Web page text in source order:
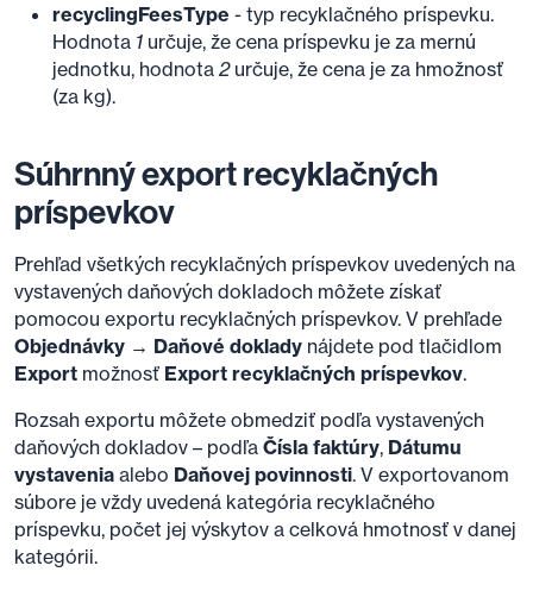
recyclingFeesType - typ recyklačného príspevku.
Hodnota 1 určuje, že cena príspevku je za mernú
jednotku, hodnota 2určuje, že cena je za hmožnosť
(za kg).
Súhrnný export recyklačných
príspevkov
Prehľad všetkých recyklačných príspevkov uvedených na
vystavených daňových dokladoch môžete získať
pomocou exportu recyklačných príspevkov. V prehľade
Objednávky → Daňové doklady nájdete pod tlačidlom
Export možnosť Export recyklačných príspevkov.
Rozsah exportu môžete obmedziť podľa vystavených
daňových dokladov – podľa Čísla faktúry, Dátumu
vystavenia alebo Daňovej povinnosti. V exportovanom
súbore je vždy uvedená kategória recyklačného
príspevku, počet jej výskytov a celková hmotnosť v danej
kategórii.